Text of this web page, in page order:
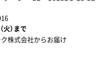
火）まで
株式会社からお届け